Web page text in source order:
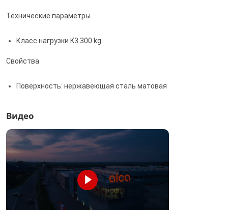
Технические параметры
Класс нагрузки K3 300 kg
Свойства
Поверхность: нержавеющая сталь матовая
Видео